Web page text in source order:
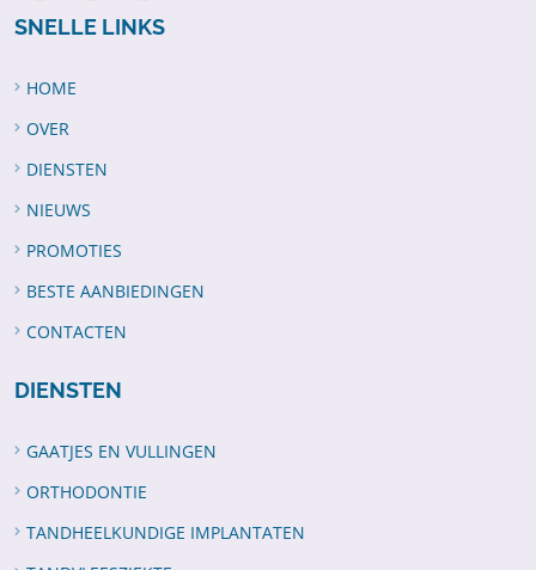
SNELLE LINKS
HOME
OVER
DIENSTEN
NIEUWS
PROMOTIES
BESTE AANBIEDINGEN
CONTACTEN
DIENSTEN
GAATJES EN VULLINGEN
ORTHODONTIE
TANDHEELKUNDIGE IMPLANTATEN